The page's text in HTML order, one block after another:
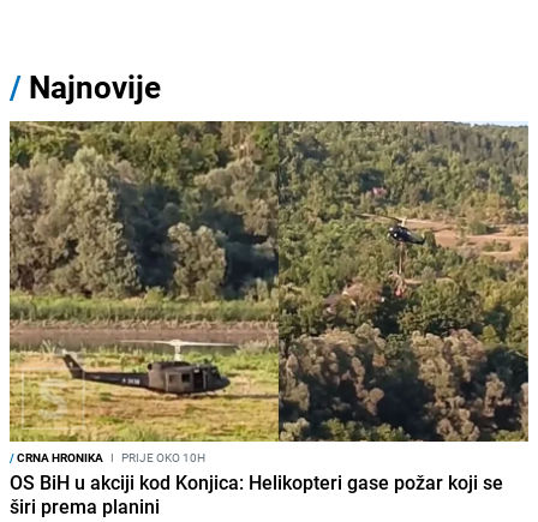
/ Najnovije
/CRNA HRONIKA I PRIJE OKO 10H
OS BiH u akciji kod Konjica: Helikopteri gase požar koji se
širi prema planini